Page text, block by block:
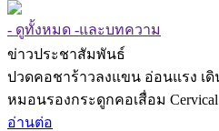
- ดูทั้งหมด -และบทความ
ข่าวประชาสัมพันธ์
ปวดคอชาร้าวลงแขน อ่อนแรง เดิ
หมอนรองกระดูกคอเสื่อม Cervical
อ่านต่อ